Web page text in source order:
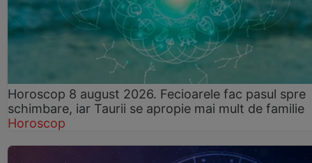
Horoscop 8 august 2026. Fecioarele fac pasul spre
schimbare, iar Taurii se apropie mai mult de familie
Horoscop